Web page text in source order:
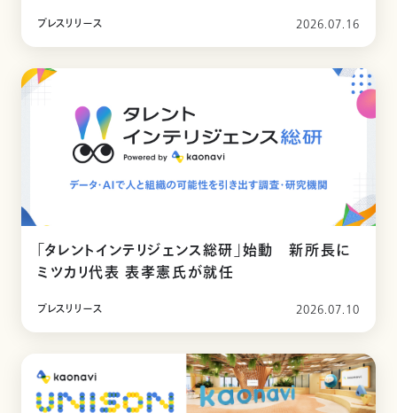
プレスリリース 2026.07.16
「タレントインテリジェンス総研」始動 新所長に
ミツカリ代表 表孝憲氏が就任
プレスリリース 2026.07.10